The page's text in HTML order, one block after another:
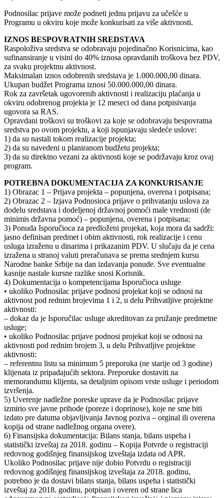
Podnosilac prijave može podneti jednu prijavu za učešće u
Programu u okviru koje može konkurisati za više aktivnosti.
IZNOS BESPOVRATNIH SREDSTAVA
Raspoloživa sredstva se odobravaju pojedinačno Korisnicima, kao
sufinansiranje u visini do 40% iznosa opravdanih troškova bez PDV,
za svaku projektnu aktivnost.
Maksimalan iznos odobrenih sredstava je 1.000.000,00 dinara.
Ukupan budžet Programa iznosi 50.000.000,00 dinara.
Rok za završetak ugovorenih aktivnosti i realizaciju plaćanja u
okviru odobrenog projekta je 12 meseci od dana potpisivanja
ugovora sa RAS.
Opravdani troškovi su troškovi za koje se odobravaju bespovratna
sredstva po ovom projektu, a koji ispunjavaju sledeće uslove:
1) da su nastali tokom realizacije projekta;
2) da su navedeni u planiranom budžetu projekta;
3) da su direktno vezani za aktivnosti koje se podržavaju kroz ovaj
program.
POTREBNA DOKUMENTACIJA ZA KONKURISANJE
1) Obrazac 1 – Prijava projekta – popunjena, overena i potpisana;
2) Obrazac 2 – Izjava Podnosioca prijave o prihvatanju uslova za
dodelu sredstava i dodeljenoj državnoj pomoći male vrednosti (de
minimis državna pomoć) – popunjena, overena i potpisana;
3) Ponuda Isporučioca za predloženi projekat, koja mora da sadrži:
jasno definisan predmet i obim aktivnosti, rok realizacije i cenu
usluga izraženu u dinarima i prikazanim PDV. U slučaju da je cena
izražena u stranoj valuti preračunava se prema srednjem kursu
Narodne banke Srbije na dan izdavanja ponude. Sve eventualne
kasnije nastale kursne razlike snosi Korisnik.
4) Dokumentacija o kompetencijama Isporučioca usluge
• ukoliko Podnosilac prijave podnosi projekat koji se odnosi na
aktivnost pod rednim brojevima 1 i 2, u delu Prihvatljive projektne
aktivnosti:
– dokaz da je Isporučilac usluge akreditovan za pružanje predmetne
usluge;
• ukoliko Podnosilac prijave podnosi projekat koji se odnosi na
aktivnosti pod rednim brojem 3, u delu Prihvatljive projektne
aktivnosti:
– referentnu listu sa minimum 5 preporuka (ne starije od 3 godine)
klijenata iz pripadajućih sektora. Preporuke dostaviti na
memorandumu klijenta, sa detaljnim opisom vrste usluge i periodom
izvršenja.
5) Uverenje nadležne poreske uprave da je Podnosilac prijave
izmirio sve javne prihode (poreze i doprinose), koje ne sme biti
izdato pre datuma objavljivanja Javnog poziva – orginal ili overena
kopija od strane nadležnog organa overe).
6) Finansijska dokumentacija: Bilans stanja, bilans uspeha i
statistički izveštaj za 2018. godinu – Kopija Potvrde o registraciji
redovnog godišnjeg finansijskog izveštaja izdata od APR.
Ukoliko Podnosilac prijave nije dobio Potvrdu o registraciji
redovnog godišnjeg finansijskog izveštaja za 2018. godinu,
potrebno je da dostavi bilans stanja, bilans uspeha i statistički
izveštaj za 2018. godinu, potpisan i overen od strane lica